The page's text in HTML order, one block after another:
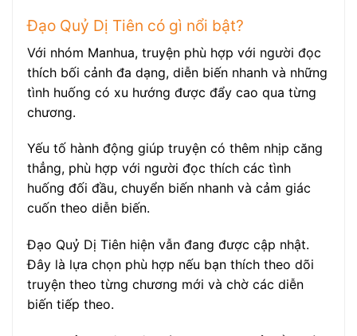
Đạo Quỷ Dị Tiên có gì nổi bật?
Với nhóm Manhua, truyện phù hợp với người đọc
thích bối cảnh đa dạng, diễn biến nhanh và những
tình huống có xu hướng được đẩy cao qua từng
chương.
Yếu tố hành động giúp truyện có thêm nhịp căng
thẳng, phù hợp với người đọc thích các tình
huống đối đầu, chuyển biến nhanh và cảm giác
cuốn theo diễn biến.
Đạo Quỷ Dị Tiên hiện vẫn đang được cập nhật.
Đây là lựa chọn phù hợp nếu bạn thích theo dõi
truyện theo từng chương mới và chờ các diễn
biến tiếp theo.